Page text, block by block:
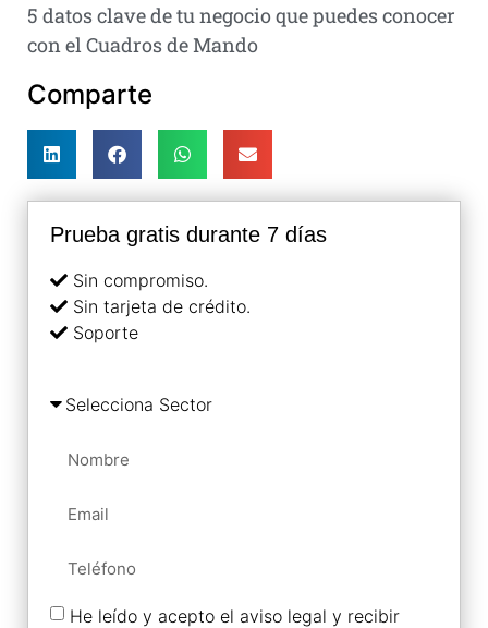
5 datos clave de tu negocio que puedes conocer
con el Cuadros de Mando
Comparte
Prueba gratis durante 7 días
Sin compromiso.
Sin tarjeta de crédito.
Soporte
He leído y acepto el aviso legal y recibir